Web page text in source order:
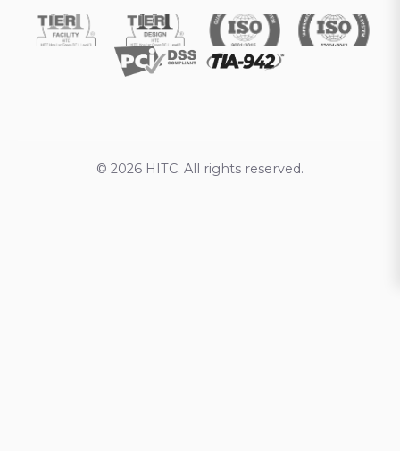
© 2026 HITC. All rights reserved.